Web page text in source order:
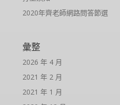
2020年齊老師網路問答節選
彙整
2026 年 4 月
2021 年 2 月
2021 年 1 月